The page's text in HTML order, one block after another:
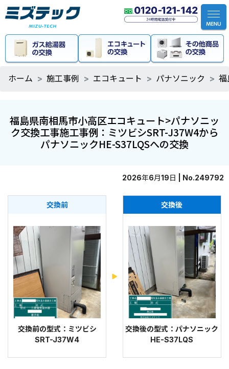
ホーム 施工事例 エコキュート パナソニック 福
福島県南相馬市小高区エコキュート>パナソニッ
ク交換工事施工事例：ミツビシSRT-J37W4から
パナソニックHE-S37LQSへの交換
2026年6月19日 | No.249792
交換前
交換前の型式：ミツビシ
SRT-J37W4
交換後
交換後の型式：パナソニック
HE-S37LQS